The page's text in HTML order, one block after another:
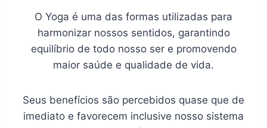
O Yoga é uma das formas utilizadas para
harmonizar nossos sentidos, garantindo
equilíbrio de todo nosso ser e promovendo
maior saúde e qualidade de vida.
Seus benefícios são percebidos quase que de
imediato e favorecem inclusive nosso sistema